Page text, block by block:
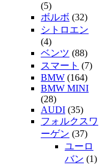
(5)
ボルボ (32)
シトロエン
(4)
ベンツ (88)
スマート (7)
BMW (164)
BMW MINI
(28)
AUDI (35)
フォルクスワ
ーゲン (37)
ユーロ
バン (1)